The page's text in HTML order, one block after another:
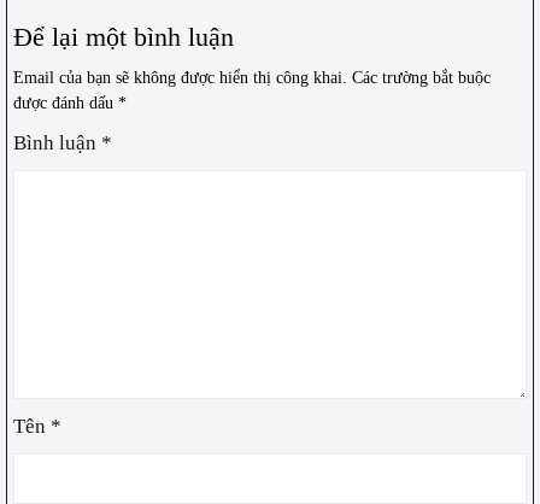
Để lại một bình luận
Email của bạn sẽ không được hiển thị công khai. Các trường bắt buộc
được đánh dấu *
Bình luận *
Tên *